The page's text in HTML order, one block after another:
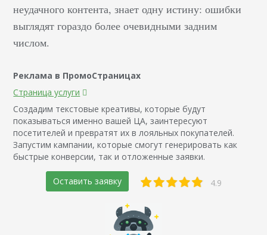
неудачного контента, знает одну истину: ошибки
выглядят гораздо более очевидными задним
числом.
Реклама в ПромоСтраницах
Страница услуги
Создадим текстовые креативы, которые будут
показываться именно вашей ЦА, заинтересуют
посетителей и превратят их в лояльных покупателей.
Запустим кампании, которые смогут генерировать как
быстрые конверсии, так и отложенные заявки.
Оставить заявку 4.9